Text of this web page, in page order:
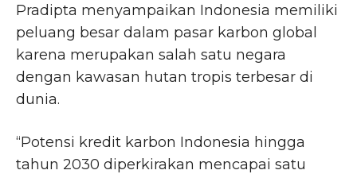
Pradipta menyampaikan Indonesia memiliki
peluang besar dalam pasar karbon global
karena merupakan salah satu negara
dengan kawasan hutan tropis terbesar di
dunia.
“Potensi kredit karbon Indonesia hingga
tahun 2030 diperkirakan mencapai satu